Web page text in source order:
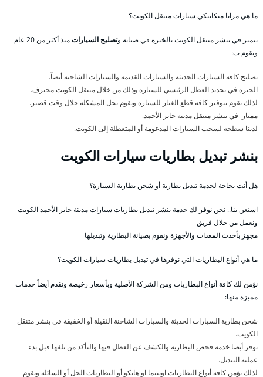
ما هي مزايا ميكانيكي سيارات متنقل الكويت؟
نتميز في بنشر متنقل الكويت بالخبرة في صيانة وتصليح السيارات
منذ أكثر من 20 عام
ونقوم ب:
تصليح كافة السيارات الحديثة والسيارات القديمة والسيارات الشاحنة أيضاً.
الخبرة في تحديد العطل الرئيسي للسيارة وذلك من خلال متنقل الكويت محترف.
لذلك نقوم بتوفير كافة قطع الغيار للسيارة ونقوم بحل المشكلة خلال وقت قصير.
ممتاز في بنشر متنقل مدينة جابر الأحمد.
لدينا سطحه لسحب السيارات المدعومة أو المتعطلة إلى الكويت.
بنشر تبديل بطاريات سيارات الكويت
هل أنت بحاجة لخدمة تبديل بطارية أو شحن بطارية السيارة؟
استعن بنا.. نحن نوفر لك خدمة بنشر تبديل بطاريات سيارات مدينة جابر الأحمد الكويت
ونعمل من خلال فريق
مجهز بأحدث المعدات والأجهزة ونقوم بصيانة البطارية وتبديلها
ما هي أنواع البطاريات التي نوفرها في تبديل بطاريات سيارات الكويت؟
نؤمن لك كافة أنواع البطاريات ومن الشركة الأصلية وبأسعار رخيصة ونقدم أيضاً خدمات
مميزة منها:
شحن بطارية السيارات الحديثة والسيارات الشاحنة الثقيلة أو الخفيفة في بنشر متنقل
الكويت.
نوفر أيضا خدمة فحص البطارية والكشف عن العطل فيها والتأكد من تلفها قبل بدء
عملية التبديل.
لذلك نؤمن كافة أنواع البطاريات اوبتيما او هانكو أو البطاريات الجل أو السائلة ونقوم